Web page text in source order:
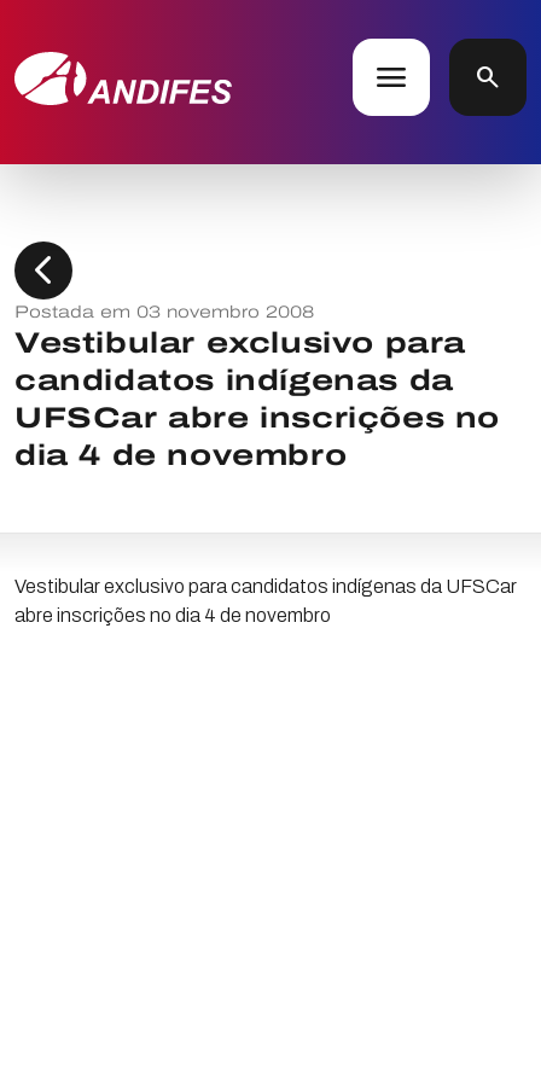
menu search
chevron_left
Postada em 03 novembro 2008
Vestibular exclusivo para
candidatos indígenas da
UFSCar abre inscrições no
dia 4 de novembro
Vestibular exclusivo para candidatos indígenas da UFSCar
abre inscrições no dia 4 de novembro